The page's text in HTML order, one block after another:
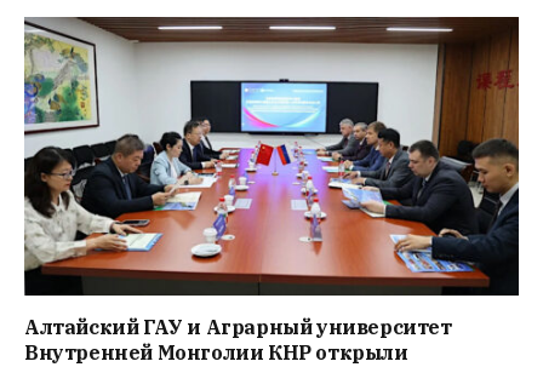
Алтайский ГАУ и Аграрный университет
Внутренней Монголии КНР открыли